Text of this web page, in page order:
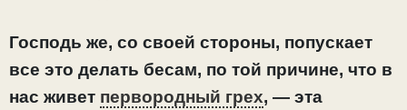
Господь же, со своей стороны, попускает
все это делать бесам, по той причине, что в
нас живет первородный грех, — эта